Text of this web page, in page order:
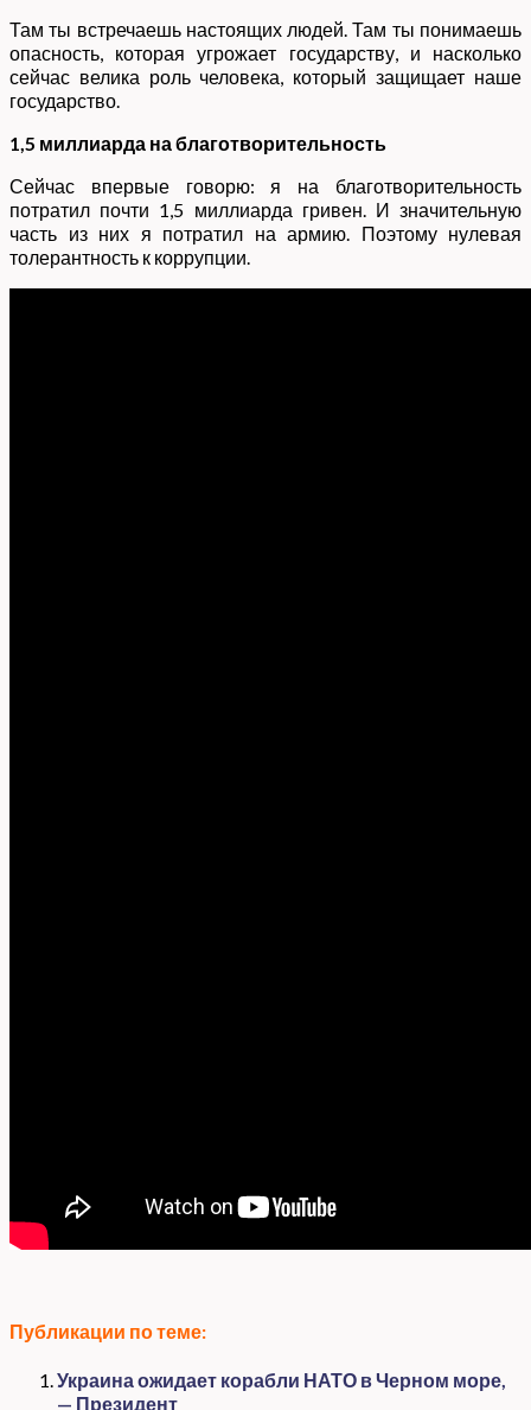
Там ты встречаешь настоящих людей. Там ты понимаешь
опасность, которая угрожает государству, и насколько
сейчас велика роль человека, который защищает наше
государство.
1,5 миллиарда на благотворительность
Сейчас впервые говорю: я на благотворительность
потратил почти 1,5 миллиарда гривен. И значительную
часть из них я потратил на армию. Поэтому нулевая
толерантность к коррупции.
Публикации по теме:
Украина ожидает корабли НАТО в Черном море,
— Президент